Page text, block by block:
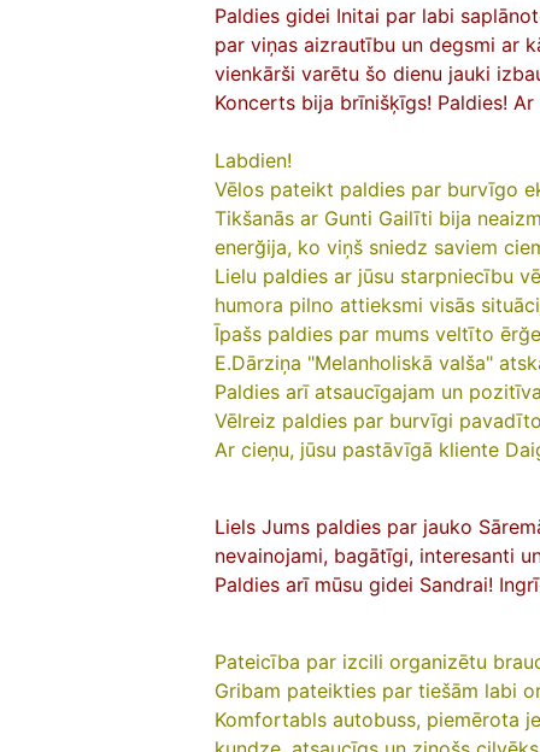
Paldies gidei Initai par labi
par viņas aizrautību un degsmi ar
vienkārši varētu šo dienu jauki
Koncerts bija brīnišķīgs! Paldies!
Labdien!
Vēlos pateikt paldies par burvīgo
Tikšanās ar Gunti Gailīti bija
enerğija, ko viņš sniedz saviem
Lielu paldies ar jūsu starpniecību
humora pilno attieksmi visās
Īpašs paldies par mums veltīto
E.Dārziņa "Melanholiskā valša"
Paldies arī atsaucīgajam un
Vēlreiz paldies par burvīgi
Ar cieņu, jūsu pastāvīgā kliente
Liels Jums paldies par jauko
nevainojami, bagātīgi, interesanti
Paldies arī mūsu gidei Sandrai!
Pateicība par izcili organizētu
Gribam pateikties par tiešām labi
Komfortabls autobuss, piemērota